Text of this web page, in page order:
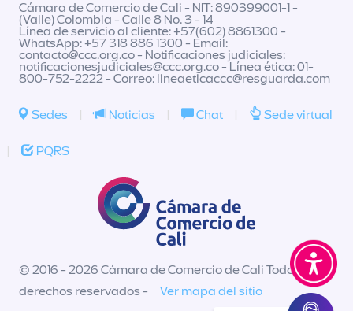
Cámara de Comercio de Cali - NIT: 890399001-1 -
(Valle) Colombia - Calle 8 No. 3 - 14
Línea de servicio al cliente: +57(602) 8861300 -
WhatsApp: +57 318 886 1300 - Email:
contacto@ccc.org.co- Notificaciones judiciales:
notificacionesjudiciales@ccc.org.co- Línea ética: 01-
800-752-2222 - Correo: lineaeticaccc@resguarda.com
Sedes | Noticias | Chat | Sede virtual
| PQRS
© 2016 - 2026 Cámara de Comercio de Cali Todos los
derechos reservados -
Ver mapa del sitio